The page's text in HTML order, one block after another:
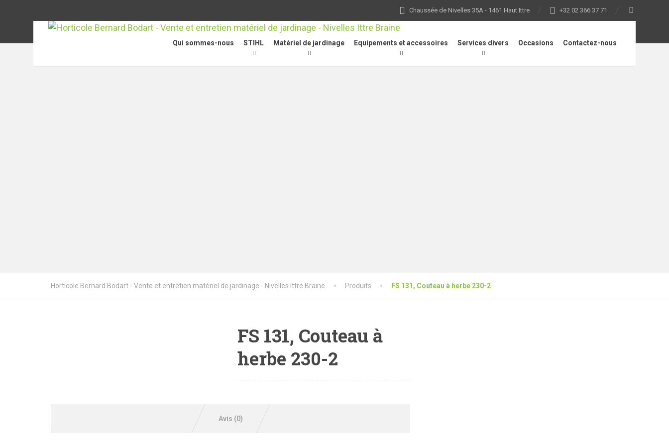
Chaussée de Nivelles 35A - 1461 Haut Ittre +32 02 366 37 71
Qui sommes-nous STIHL Matériel de jardinage Equipements et accessoires Services divers Occasions Contactez-nous
Horticole Bernard Bodart - Vente et entretien matériel de jardinage - Nivelles Ittre Braine Produits FS 131, Couteau à herbe 230-2
FS 131, Couteau à
herbe 230-2
Avis (0)